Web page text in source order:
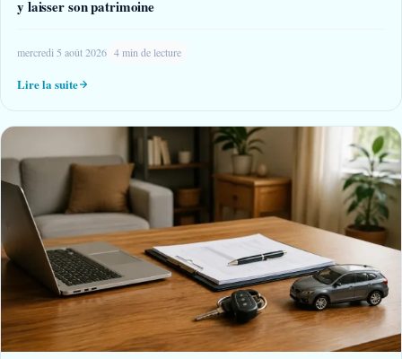
y laisser son patrimoine
mercredi 5 août 2026 4 min de lecture
Lire la suite